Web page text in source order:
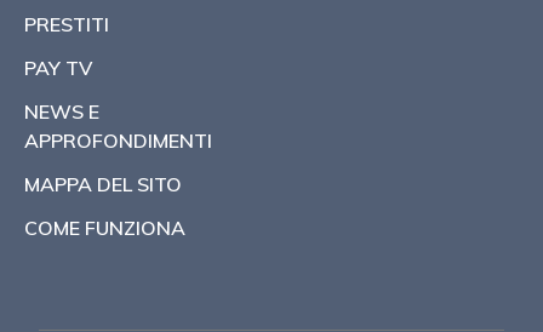
PRESTITI
PAY TV
NEWS E
APPROFONDIMENTI
MAPPA DEL SITO
COME FUNZIONA